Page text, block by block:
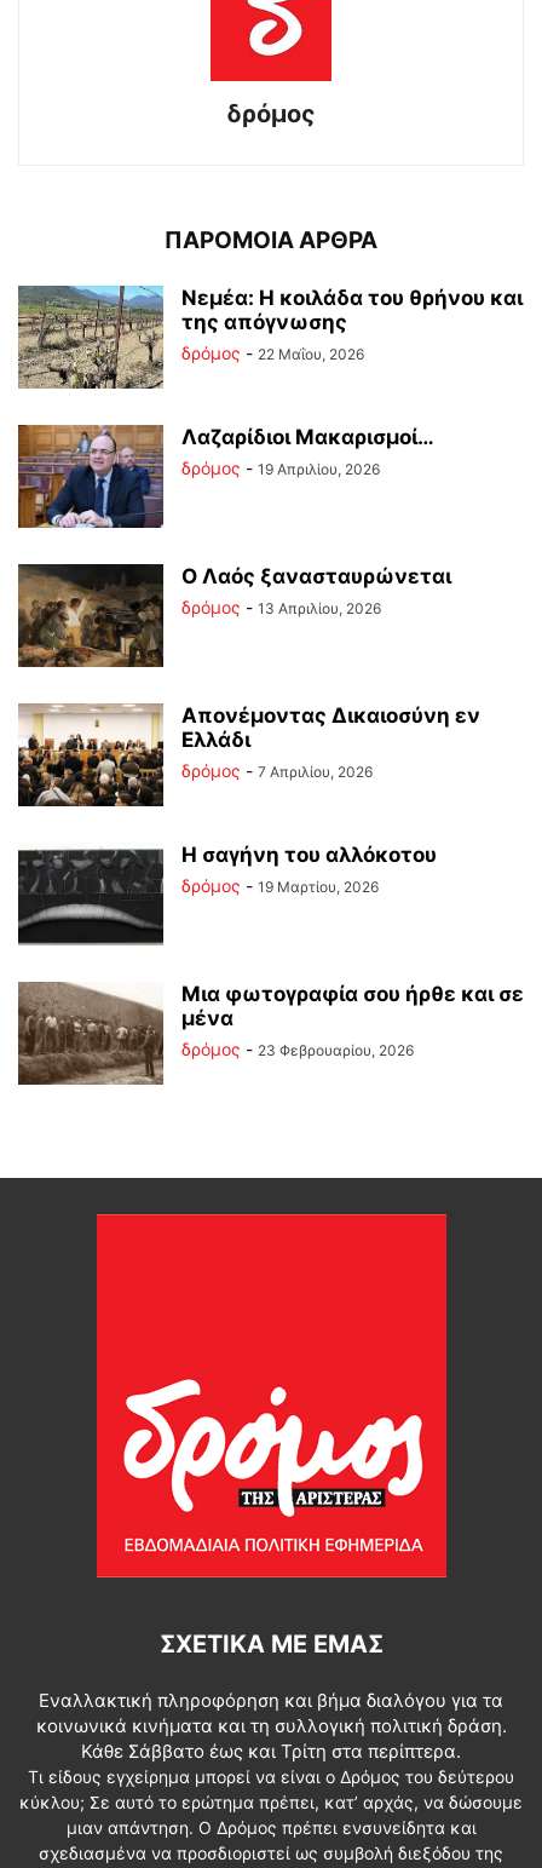
δρόμος
ΠΑΡΟΜΟΙΑ ΑΡΘΡΑ
Νεμέα: Η κοιλάδα του θρήνου και
της απόγνωσης
δρόμος - 22 Μαΐου, 2026
Λαζαρίδιοι Μακαρισμοί…
δρόμος - 19 Απριλίου, 2026
Ο Λαός ξανασταυρώνεται
δρόμος - 13 Απριλίου, 2026
Απονέμοντας Δικαιοσύνη εν
Ελλάδι
δρόμος - 7 Απριλίου, 2026
Η σαγήνη του αλλόκοτου
δρόμος - 19 Μαρτίου, 2026
Μια φωτογραφία σου ήρθε και σε
μένα
δρόμος - 23 Φεβρουαρίου, 2026
ΣΧΕΤΙΚΆ ΜΕ ΕΜΆΣ
Εναλλακτική πληροφόρηση και βήμα διαλόγου για τα
κοινωνικά κινήματα και τη συλλογική πολιτική δράση.
Κάθε Σάββατο έως και Τρίτη στα περίπτερα.
Τι είδους εγχείρημα μπορεί να είναι ο Δρόμος του δεύτερου
κύκλου; Σε αυτό το ερώτημα πρέπει, κατ’ αρχάς, να δώσουμε
μιαν απάντηση. Ο Δρόμος πρέπει ενσυνείδητα και
σχεδιασμένα να προσδιοριστεί ως συμβολή διεξόδου της